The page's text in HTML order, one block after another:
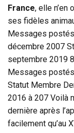
France, elle n’en
ses fidèles
Messages
décembre 2007
septembre 2019
Messages
Statut Membre
2016 à 207 Voilà
dernière après
facilement qu’au